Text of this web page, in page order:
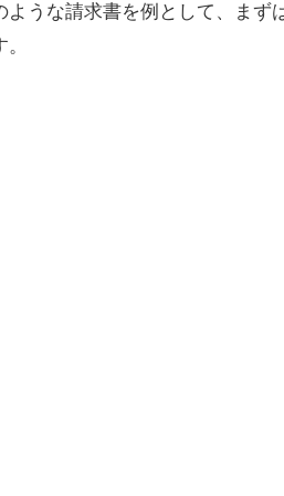
ような請求書を例として、まず